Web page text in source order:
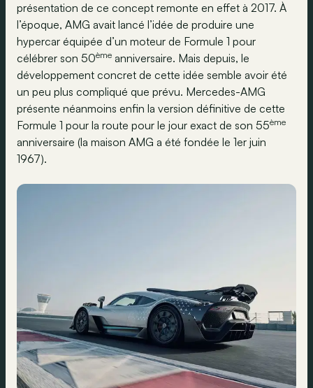
présentation de ce concept remonte en effet à 2017. À
l’époque, AMG avait lancé l’idée de produire une
hypercar équipée d’un moteur de Formule 1 pour
célébrer son 50ème anniversaire. Mais depuis, le
développement concret de cette idée semble avoir été
un peu plus compliqué que prévu. Mercedes-AMG
présente néanmoins enfin la version définitive de cette
Formule 1 pour la route pour le jour exact de son 55ème
anniversaire (la maison AMG a été fondée le 1er juin
1967).